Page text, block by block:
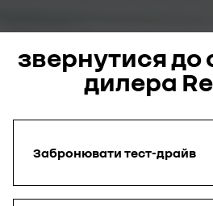
звернутися до
дилера
Забронювати тест-драйв